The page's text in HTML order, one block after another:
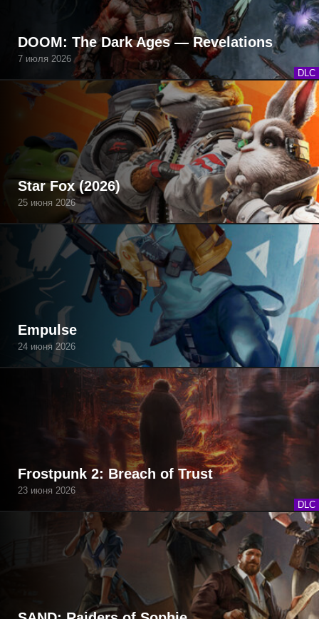
DLC
DOOM: The Dark Ages — Revelations
7 июля 2026
Star Fox (2026)
25 июня 2026
Empulse
24 июня 2026
DLC
Frostpunk 2: Breach of Trust
23 июня 2026